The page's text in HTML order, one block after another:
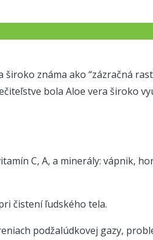
známa ako “zázračná
bola Aloe vera široko
C, A, a minerály: vápnik,
čistení ľudského tela.
podžalúdkovej gazy,